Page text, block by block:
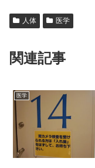
人体 医学
関連記事
医学